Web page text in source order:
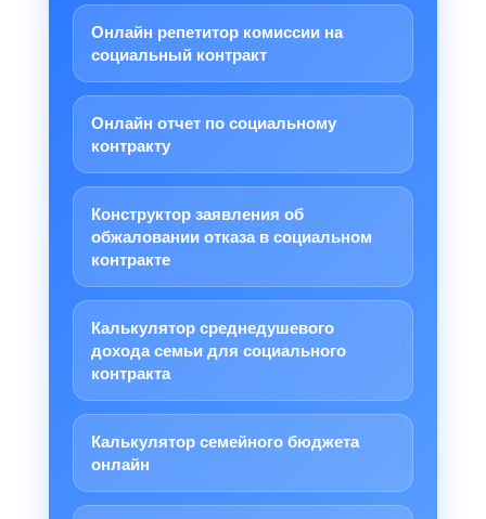
Онлайн репетитор комиссии на
социальный контракт
Онлайн отчет по социальному
контракту
Конструктор заявления об
обжаловании отказа в социальном
контракте
Калькулятор среднедушевого
дохода семьи для социального
контракта
Калькулятор семейного бюджета
онлайн